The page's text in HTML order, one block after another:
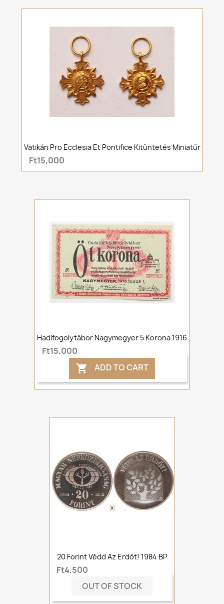
Vatikán Pro Ecclesia Et Pontifice Kitüntetés Miniatűr
Ft15,000
Hadifogolytábor Nagymegyer 5 Korona 1916
Ft15,000
 ADD TO CART
20 Forint Védd Az Erdőt! 1984 BP
Ft4,500
OUT OF STOCK